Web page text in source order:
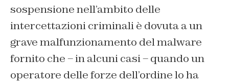
sospensione nell’ambito delle
intercettazioni criminali è dovuta a un
grave malfunzionamento del malware
fornito che – in alcuni casi – quando un
operatore delle forze dell’ordine lo ha